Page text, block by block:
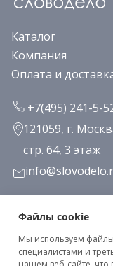
Каталог
Компания
Оплата и
+7(495) 241-5-
121059, г.
стр. 64, 3 этаж
Заказать
Подписаться
Файлы cookie
Мы используем
специалистами и